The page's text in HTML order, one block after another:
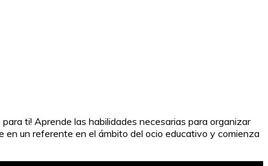
ti! Aprende las habilidades necesarias para organizar
un referente en el ámbito del ocio educativo y comienza